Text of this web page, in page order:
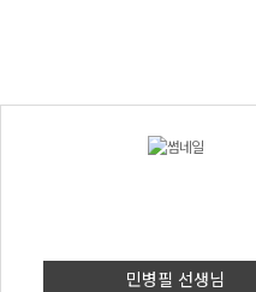
민병필 선생님